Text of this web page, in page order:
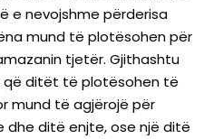
e nevojshme përderisa
mund të plotësohen për
tjetër. Gjithashtu
që ditët të plotësohen të
mund të agjërojë për
dhe ditë enjte, ose një ditë